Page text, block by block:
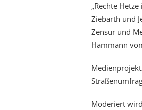
„Rechte
Ziebarth und
Zensur und
Hammann
Moderiert